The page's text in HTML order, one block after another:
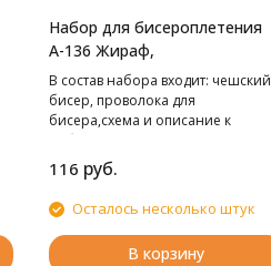
Набор для бисероплетения
А-136 Жираф,
В cостав набора входит: чешский
бисер, проволока для
бисера,схема и описание к
работе.
116 руб.
Осталось несколько штук
В корзину